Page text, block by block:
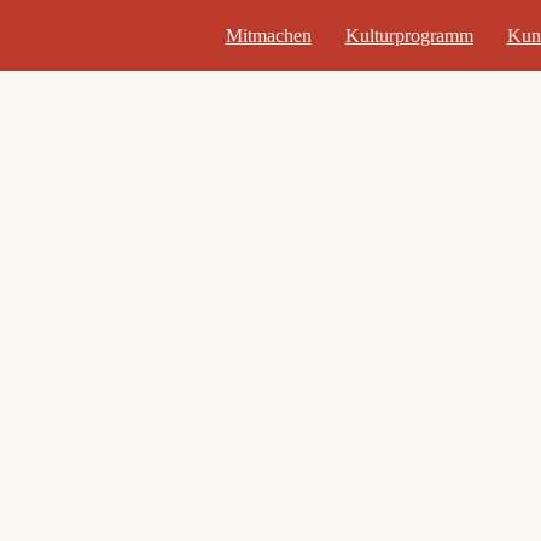
Mitmachen Kulturprogramm